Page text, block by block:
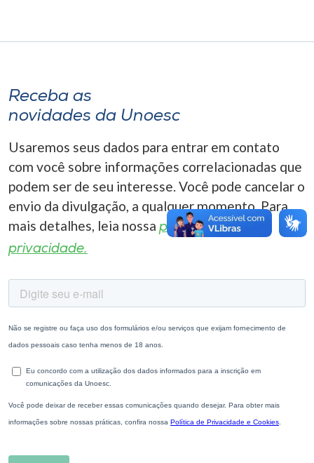
A+
Receba as
novidades da Unoesc
Usaremos seus dados para entrar em contato
com você sobre informações correlacionadas que
podem ser de seu interesse. Você pode cancelar o
envio da divulgação, a qualquer momento. Para
mais detalhes, leia nossa política de
privacidade.